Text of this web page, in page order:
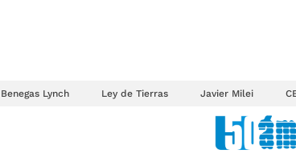
Benegas Lynch Ley de Tierras Javier Milei